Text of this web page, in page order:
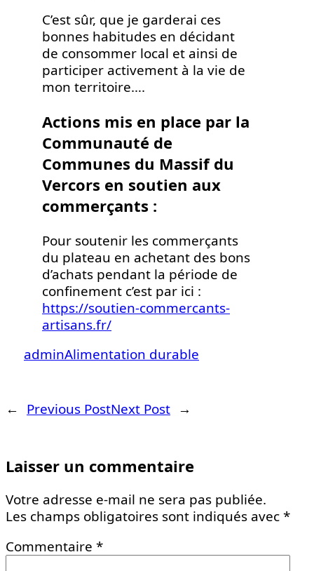
C’est sûr, que je garderai ces
bonnes habitudes en décidant
de consommer local et ainsi de
participer activement à la vie de
mon territoire….
Actions mis en place par la
Communauté de
Communes du Massif du
Vercors en soutien aux
commerçants :
Pour soutenir les commerçants
du plateau en achetant des bons
d’achats pendant la période de
confinement c’est par ici :
https://soutien-commercants-
artisans.fr/
adminAlimentation durable
← Previous PostNext Post →
Laisser un commentaire
Votre adresse e-mail ne sera pas publiée.
Les champs obligatoires sont indiqués avec*
Commentaire *